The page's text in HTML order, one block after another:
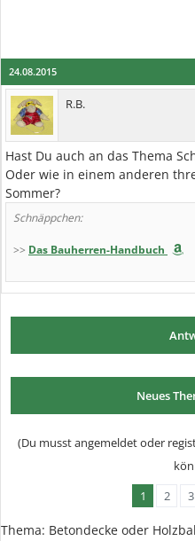
24.08.2015
R.B.
Hast Du auch an das Thema
Oder wie in einem anderen
Sommer?
Schnäppchen:
>> Das Bauherren-Handbuch
Neues
(Du musst angemeldet oder
1
2 3
Thema: Betondecke oder